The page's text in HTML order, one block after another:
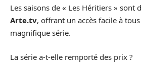
Les saisons de « Les Héritiers » sont
Arte.tv, offrant un accès facile à
magnifique série.
La série a-t-elle remporté des prix ?